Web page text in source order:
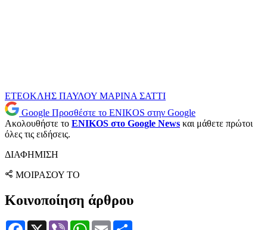
ΕΤΕΟΚΛΗΣ ΠΑΥΛΟΥ ΜΑΡΙΝΑ ΣΑΤΤΙ
Google Προσθέστε το ENIKOS στην Google
Ακολουθήστε το ENIKOS στο Google News και μάθετε πρώτοι
όλες τις ειδήσεις.
ΔΙΑΦΗΜΙΣΗ
ΜΟΙΡΑΣΟΥ ΤΟ
Κοινοποίηση άρθρου
Facebook
X Viber WhatsApp
Email